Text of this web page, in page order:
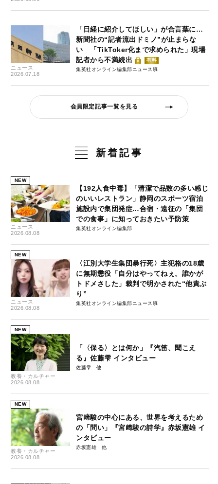
ニュース
2026.07.18
「日経に紹介してほしい」が合言葉に…
新聞社の“記者流出ドミノ”が止まらな
い 「TikToker化まで求められた」現場
記者から不満続出
有料
集英社オンライン編集部ニュース班
会員限定記事一覧を見る
新着記事
NEW
ニュース
2026.08.08
【192人食中毒】「清潔で品数の多い感じ
のいいレストラン」静岡のスポーツ宿泊
施設内で集団発症…合宿・遠征の「集団
での食事」に知っておきたい予防策
集英社オンライン編集部
NEW
ニュース
2026.08.08
〈江別大学生集団暴行死〉主犯格の18歳
に無期懲役「自分はやってねぇ。誰かが
トドメさした」裁判で明かされた“他責ぶ
り”
集英社オンライン編集部ニュース班
NEW
教養・カルチャー
2026.08.08
「〈保る〉とは何か」『汽笛、聞こえ
る』佐藤雫 インタビュー
佐藤雫
NEW
教養・カルチャー
2026.08.08
宮﨑駿の中心にある、世界を考えるため
の「問い」『宮﨑駿の詩学』赤坂憲雄 イ
ンタビュー
赤坂憲雄